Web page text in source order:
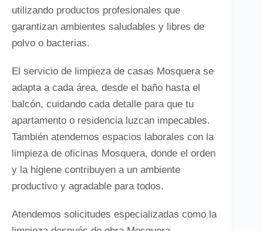
utilizando productos profesionales que
garantizan ambientes saludables y libres de
polvo o bacterias.
El servicio de limpieza de casas Mosquera se
adapta a cada área, desde el baño hasta el
balcón, cuidando cada detalle para que tu
apartamento o residencia luzcan impecables.
También atendemos espacios laborales con la
limpieza de oficinas Mosquera, donde el orden
y la higiene contribuyen a un ambiente
productivo y agradable para todos.
Atendemos solicitudes especializadas como la